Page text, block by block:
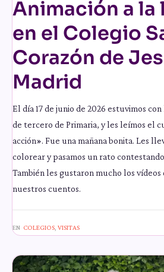
Animación a la
en el Colegio
Corazón de
Madrid
El día 17 de junio de 2026 estuvimos
de tercero de Primaria, y les leímos el
acción». Fue una mañana bonita. Les
colorear y pasamos un rato
También les gustaron mucho los vídeos
nuestros cuentos.
EN COLEGIOS VISITAS